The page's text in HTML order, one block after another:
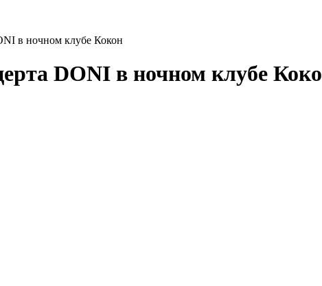
в ночном клубе Кокон
DONI в ночном клубе